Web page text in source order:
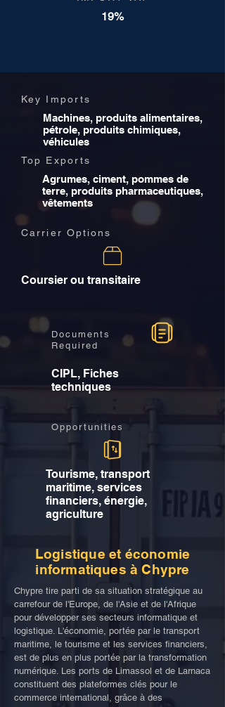
19%
Key Imports
Machines, produits alimentaires,
pétrole, produits chimiques,
véhicules
Top Exports
Agrumes, ciment, pommes de
terre, produits pharmaceutiques,
vêtements
Carrier Options
Coursier ou transitaire
Documents
Required
CIPL, Fiches
techniques
Opportunities
Tourisme, transport
maritime, services
financiers, énergie,
agriculture
Logistique et économie
informatiques à Chypre
Chypre tire parti de sa situation stratégique au
carrefour de l'Europe, de l'Asie et de l'Afrique
pour développer ses secteurs informatique et
logistique. L'économie, portée par le transport
maritime, le tourisme et les services financiers,
est de plus en plus portée par la transformation
numérique. Les ports de Limassol et de Larnaca
constituent des plateformes clés pour le
commerce international, grâce à des